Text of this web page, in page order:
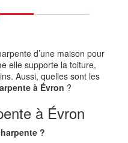
d’une maison pour
elle supporte la toiture,
Aussi, quelles sont les
à Évron ?
à Évron
?